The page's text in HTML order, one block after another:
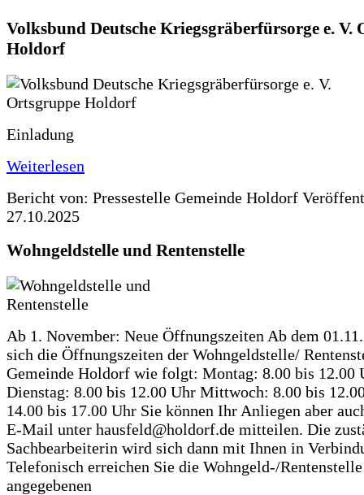
Volksbund Deutsche Kriegsgräberfürsorge e. V.
Holdorf
Einladung
Weiterlesen
Bericht von: Pressestelle Gemeinde Holdorf
27.10.2025
Wohngeldstelle und Rentenstelle
Ab 1. November: Neue Öffnungszeiten Ab dem
sich die Öffnungszeiten der Wohngeldstelle/
Gemeinde Holdorf wie folgt: Montag: 8.00 bis 12.00
Dienstag: 8.00 bis 12.00 Uhr Mittwoch: 8.00 bis
14.00 bis 17.00 Uhr Sie können Ihr Anliegen aber
E-Mail unter hausfeld@holdorf.de mitteilen. Die
Sachbearbeiterin wird sich dann mit Ihnen in
Telefonisch erreichen Sie die Wohngeld-/
angegebenen